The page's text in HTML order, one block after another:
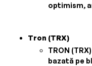
optimism,
Tron (TRX)
TRON
bazată pe